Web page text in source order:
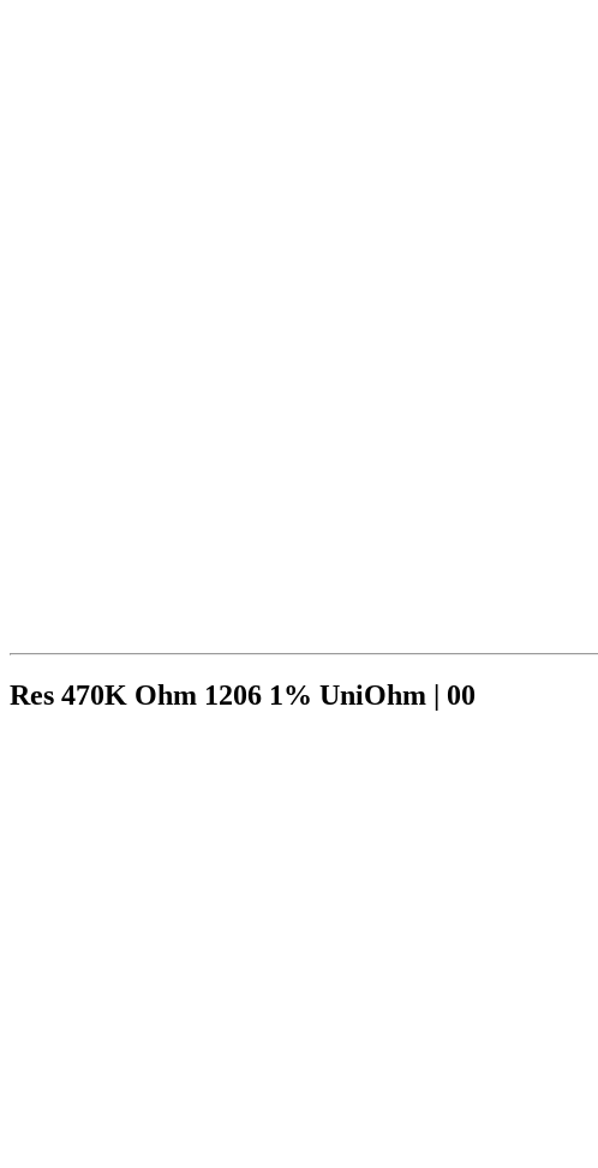
Res 470K Ohm 1206 1% UniOhm | 00